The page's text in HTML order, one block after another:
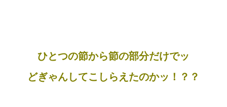
ひとつの節から節の部分だけでッ
どぎゃんしてこしらえたのかッ！？？